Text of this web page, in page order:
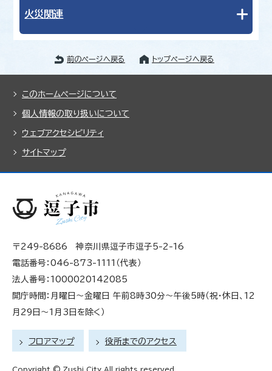
火災関連
前のページへ戻る トップページへ戻る
このホームページについて
個人情報の取り扱いについて
ウェブアクセシビリティ
サイトマップ
〒249-8686 神奈川県逗子市逗子5-2-16
電話番号：046-873-1111（代表）
法人番号：1000020142085
開庁時間：月曜日～金曜日 午前8時30分～午後5時（祝・休日、12
月29日～1月3日を除く）
フロアマップ 役所までのアクセス
Copyright © Zushi City All rights reserved.